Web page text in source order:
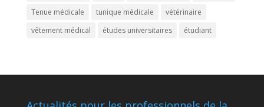
Tenue médicale
tunique médicale
vétérinaire
vêtement médical
études universitaires étudiant